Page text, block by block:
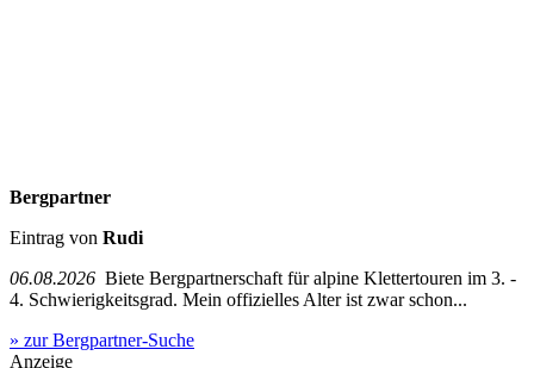
Bergpartner
Eintrag von Rudi
06.08.2026 Biete Bergpartnerschaft für alpine Klettertouren im 3. -
4. Schwierigkeitsgrad. Mein offizielles Alter ist zwar schon...
» zur Bergpartner-Suche
Anzeige